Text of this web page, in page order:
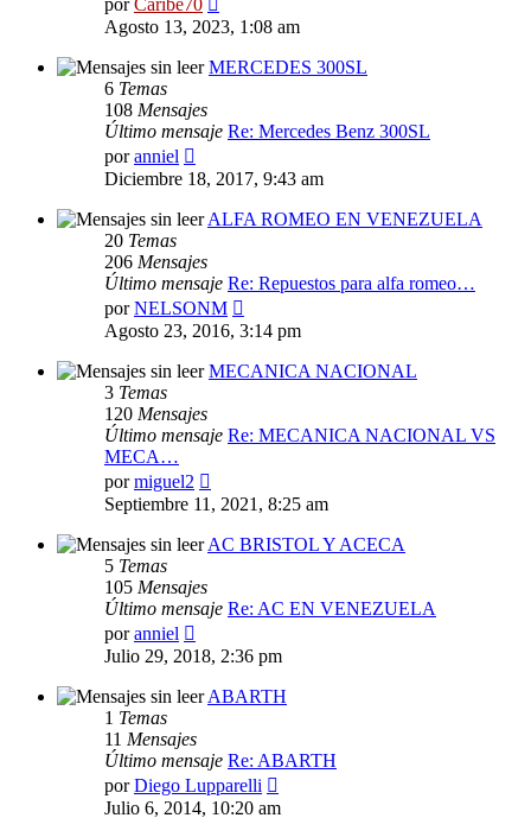
porCaribe70
último
Agosto 13, 2023, 1:08 am
MERCEDES 300SL
6 Temas
108 Mensajes
Último mensaje Re: Mercedes Benz 300SL
poranniel
último
Diciembre 18, 2017, 9:43 am
ALFA ROMEO EN VENEZUELA
20 Temas
206 Mensajes
Último mensaje Re: Repuestos para alfa romeo…
porNELSONM
último
mensaje
Agosto 23, 2016, 3:14 pm
MECANICA NACIONAL
3 Temas
120 Mensajes
Último mensaje Re: MECANICA NACIONAL VS
MECA…
pormiguel2
último
Septiembre 11, 2021, 8:25 am
AC BRISTOL Y ACECA
5 Temas
105 Mensajes
Último mensaje Re: AC EN VENEZUELA
poranniel
último
Julio 29, 2018, 2:36 pm
ABARTH
1 Temas
11 Mensajes
Último mensaje Re: ABARTH
porDiego Lupparelli
último
Julio 6, 2014, 10:20 am